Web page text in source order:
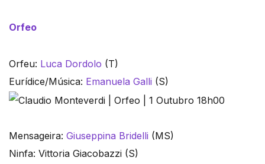
Orfeo
Orfeu: Luca Dordolo (T)
Eurídice/Música: Emanuela Galli (S)
Mensageira: Giuseppina Bridelli (MS)
Ninfa: Vittoria Giacobazzi (S)